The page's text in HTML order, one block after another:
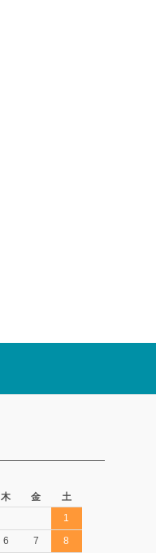
木 金
土
1
6 7
8